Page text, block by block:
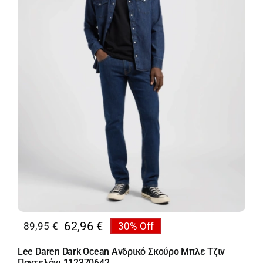
ENGLISH
89,95€
Original
price
62,96 €
Η
τρέχουσα
30% Off
Lee Daren Dark Ocean Ανδρικό Σκούρο Μπλε Τζιν